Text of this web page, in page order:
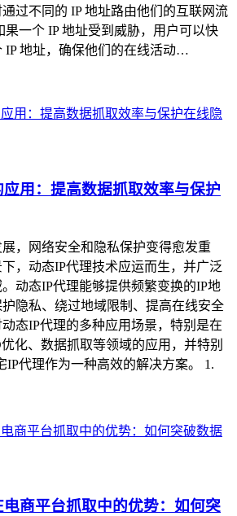
过不同的 IP 地址路由他们的互联网流
果一个 IP 地址受到威胁，用户可以快
IP 地址，确保他们的在线活动…
用：提高数据抓取效率与保护
，网络安全和隐私保护变得愈发重
，动态IP代理技术应运而生，并广泛
动态IP代理能够提供频繁变换的IP地
隐私、绕过地域限制、提高在线安全
态IP代理的多种应用场景，特别是在
化、数据抓取等领域的应用，并特别
IP代理作为一种高效的解决方案。 1.
商平台抓取中的优势：如何突